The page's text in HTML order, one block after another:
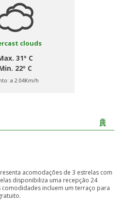
clouds
31º C
22º C
a 2.04Km/h
acomodações de 3 estrelas com
disponibiliza uma recepção 24
incluem um terraço para